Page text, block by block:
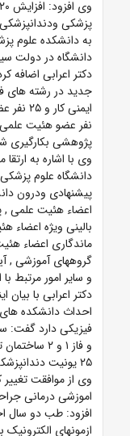
پزشکی
به دانشکده علوم
دانشگاه در دولت
دکتر اعرابی
جدید در رشته های
نفر عضو هئیت
پژوهشی بکارگیری
دانشگاه علوم
پیشنهادی ودرون
اعضاء هئیت علمی ,
بالینی ویژه اعضاء
گروههای آموزشی ,
و سایر امور مرتبط
دکتر اعرابی با
فیزیکی دارد گفت:
و فاز ۱ و ۲
۲۵ یونیت دندانپزشکی بهره برداری شده است.
وی از موافقت
اموزشی درمانی
افزود: طب دو سال
ازمونهای الکترونیک با ظرفیت ۲۵۲ نفر